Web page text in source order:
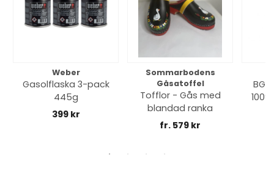
Weber
Gasolflaska 3-pack
445g
399 kr
Sommarbodens
Gåsatoffel
Tofflor - Gås med
blandad ranka
fr. 579 kr